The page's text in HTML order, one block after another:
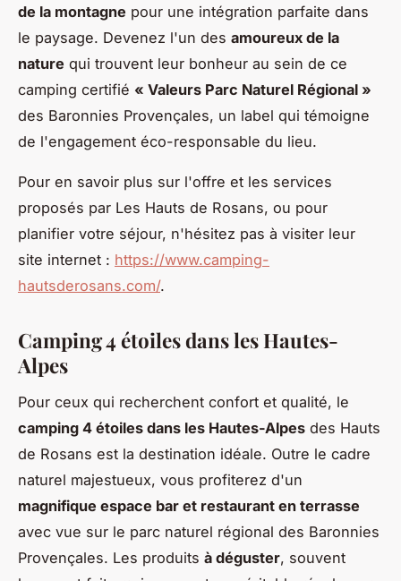
de la montagne pour une intégration parfaite dans
le paysage. Devenez l'un des amoureux de la
nature qui trouvent leur bonheur au sein de ce
camping certifié « Valeurs Parc Naturel Régional »
des Baronnies Provençales, un label qui témoigne
de l'engagement éco-responsable du lieu.
Pour en savoir plus sur l'offre et les services
proposés par Les Hauts de Rosans, ou pour
planifier votre séjour, n'hésitez pas à visiter leur
site internet : https://www.camping-
hautsderosans.com/.
Camping 4 étoiles dans les Hautes-
Alpes
Pour ceux qui recherchent confort et qualité, le
camping 4 étoiles dans les Hautes-Alpes des Hauts
de Rosans est la destination idéale. Outre le cadre
naturel majestueux, vous profiterez d'un
magnifique espace bar et restaurant en terrasse
avec vue sur le parc naturel régional des Baronnies
Provençales. Les produits à déguster, souvent